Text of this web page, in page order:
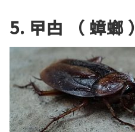
5. 曱甴 （ 蟑螂 ）